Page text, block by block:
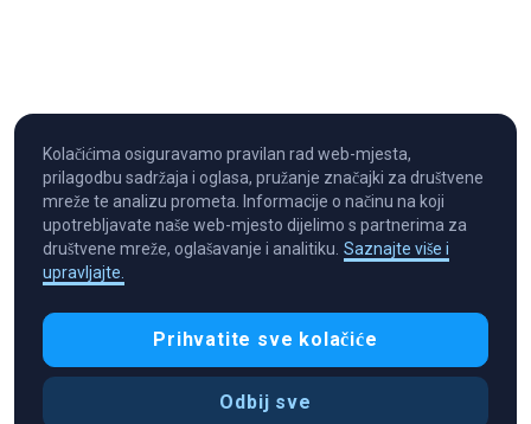
Cryptocurrency in Every Wallet™
Kolačićima osiguravamo pravilan rad web-mjesta,
prilagodbu sadržaja i oglasa, pružanje značajki za društvene
mreže te analizu prometa. Informacije o načinu na koji
upotrebljavate naše web-mjesto dijelimo s partnerima za
društvene mreže, oglašavanje i analitiku. Saznajte više i
upravljajte.
Prihvatite sve kolačiće
Odbij sve